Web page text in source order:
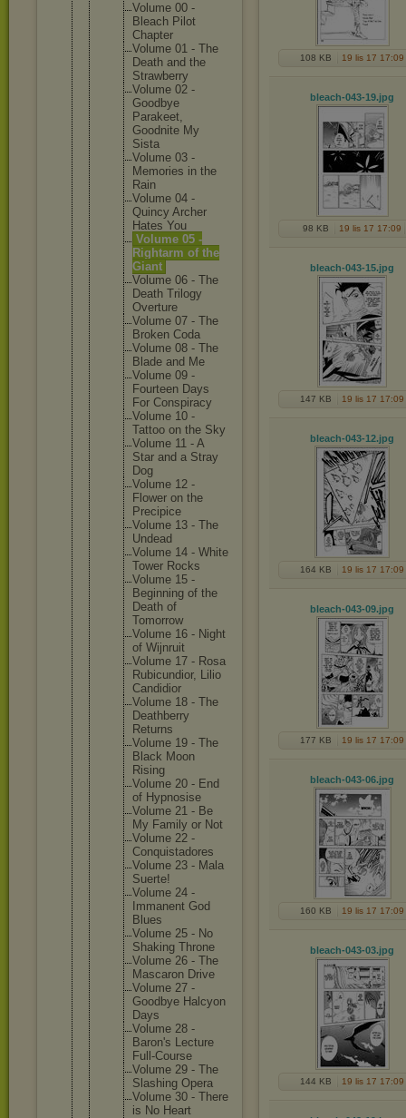
Volume 00 -
Bleach Pilot
Chapter
Volume 01 - The
Death and the
Strawberry
Volume 02 -
Goodbye
Parakeet,
Goodnite My
Sista
Volume 03 -
Memories in the
Rain
Volume 04 -
Quincy Archer
Hates You
Volume 05 -
Rightarm of the
Giant
Volume 06 - The
Death Trilogy
Overture
Volume 07 - The
Broken Coda
Volume 08 - The
Blade and Me
Volume 09 -
Fourteen Days
For Conspiracy
Volume 10 -
Tattoo on the Sky
Volume 11 - A
Star and a Stray
Dog
Volume 12 -
Flower on the
Precipice
Volume 13 - The
Undead
Volume 14 - White
Tower Rocks
Volume 15 -
Beginning of the
Death of
Tomorrow
Volume 16 - Night
of Wijnruit
Volume 17 - Rosa
Rubicund ior, Lilio
Candidior
Volume 18 - The
Deathberry
Returns
Volume 19 - The
Black Moon
Rising
Volume 20 - End
of Hypnosise
Volume 21 - Be
My Family or Not
Volume 22 -
Conquistadores
Volume 23 - Mala
Suerte!
Volume 24 -
Immanent God
Blues
Volume 25 - No
Shaking Throne
Volume 26 - The
Mascaron Drive
Volume 27 -
Goodbye Halcyon
Days
Volume 28 -
Baron's Lecture
Full-Course
Volume 29 - The
Slashing Opera
Volume 30 - There
is No Heart
108 KB 19 lis 17 17:09
bleach-043-19.jpg
98 KB 19 lis 17 17:09
bleach-043-15.jpg
147 KB 19 lis 17 17:09
bleach-043-12.jpg
164 KB 19 lis 17 17:09
bleach-043-09.jpg
177 KB 19 lis 17 17:09
bleach-043-06.jpg
160 KB 19 lis 17 17:09
bleach-043-03.jpg
144 KB 19 lis 17 17:09